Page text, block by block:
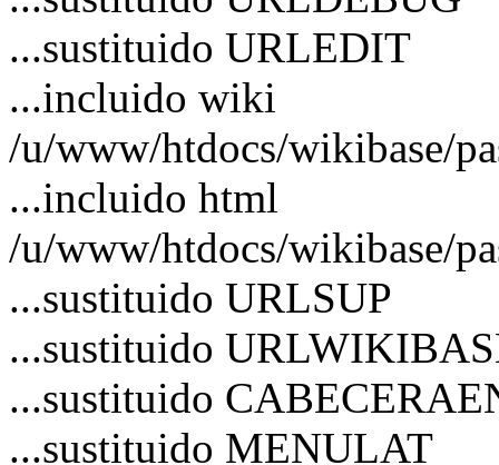
...sustituido URLEDIT
...incluido wiki
/u/www/htdocs/wikibase/
...incluido html
/u/www/htdocs/wikibase/
...sustituido URLSUP
...sustituido
...sustituido
...sustituido MENULAT